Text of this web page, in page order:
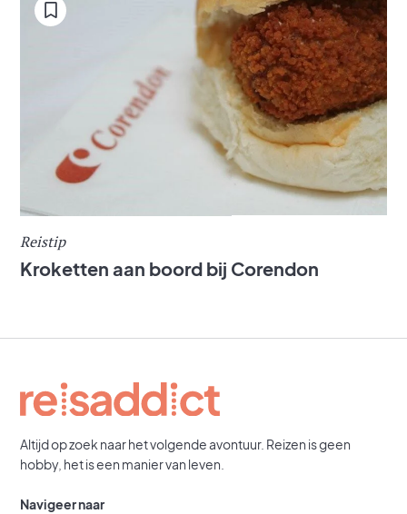
Reistip
Kroketten aan boord bij Corendon
Altijd op zoek naar het volgende avontuur. Reizen is geen
hobby, het is een manier van leven.
Navigeer naar